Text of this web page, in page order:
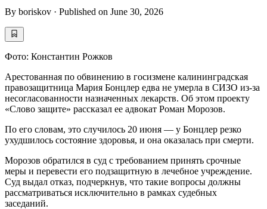
By boriskov · Published on June 30, 2026
Фото: Константин Рожков
Арестованная по обвинению в госизмене калининградская
правозащитница Мария Бонцлер едва не умерла в СИЗО из-за
несогласованности назначенных лекарств. Об этом проекту
«Слово защите» рассказал ее адвокат Роман Морозов.
По его словам, это случилось 20 июня — у Бонцлер резко
ухудшилось состояние здоровья, и она оказалась при смерти.
Морозов обратился в суд с требованием принять срочные
меры и перевести его подзащитную в лечебное учреждение.
Суд выдал отказ, подчеркнув, что такие вопросы должны
рассматриваться исключительно в рамках судебных
заседаний.